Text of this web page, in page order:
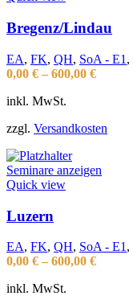
Bregenz/Lindau
EA, FK, QH, SoA - E1 ,
0,00 € – 600,00 €
inkl. MwSt.
zzgl. Versandkosten
Seminare anzeigen
Quick view
Luzern
EA, FK, QH, SoA - E1 ,
0,00 € – 600,00 €
inkl. MwSt.